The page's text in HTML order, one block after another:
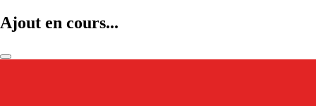
Ajout en cours...